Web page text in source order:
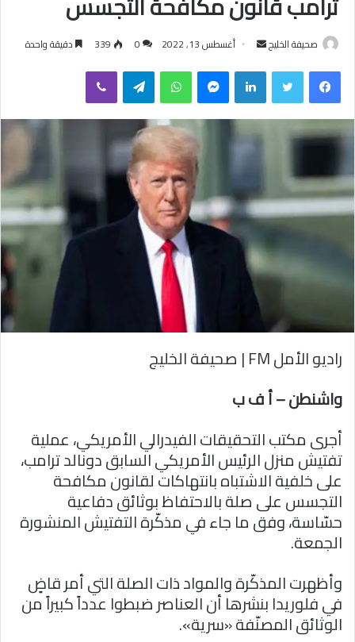
صحيفة الخليج
س
ل
ب
ر
ا
إ
ك
ت
ر
ن
ي
أغسطس 13, 2022 0
339 دقيقة واحدة
فيسبوك لينكدإن واتساب تيلقرام
راديو الأمل FM | صحيفة الخليج
واشنطن – أ ف ب
أجرى مكتب التحقيقات الفيدرالي الأمريكي، عملية
تفتيش منزل الرئيس الأمريكي السابق دونالد ترامب،
على خلفية الاشتباه بانتهاكات لقانون مكافحة
التجسس على صلة بالاحتفاظ بوثائق دفاعية
حسّاسة، وفق ما جاء في مذكّرة التفتيش المنشورة
الجمعة.
وأظهرت المذكّرة والمواد ذات الصلة التي أمر قاضٍ
في فلوريدا بنشرها أن العناصر ضبطوا عدداً كبيراً من
الوثائق المصنّفة «سرية».